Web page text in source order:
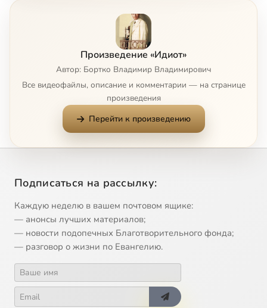
Идиот, 9
Идиот, 10
Произведение «Идиот»
Автор: Бортко Владимир Владимирович
Все видеофайлы, описание и комментарии — на странице
произведения
Перейти к произведению
Подписаться на рассылку:
Каждую неделю в вашем почтовом ящике:
— анонсы лучших материалов;
— новости подопечных Благотворительного фонда;
— разговор о жизни по Евангелию.